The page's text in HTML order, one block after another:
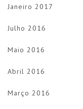
Janeiro 2017
Julho 2016
Maio 2016
Abril 2016
Março 2016